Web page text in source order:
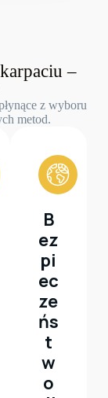
–
z wyboru
metod.
B
ez
pi
ec
ze
ńs
t
w
o